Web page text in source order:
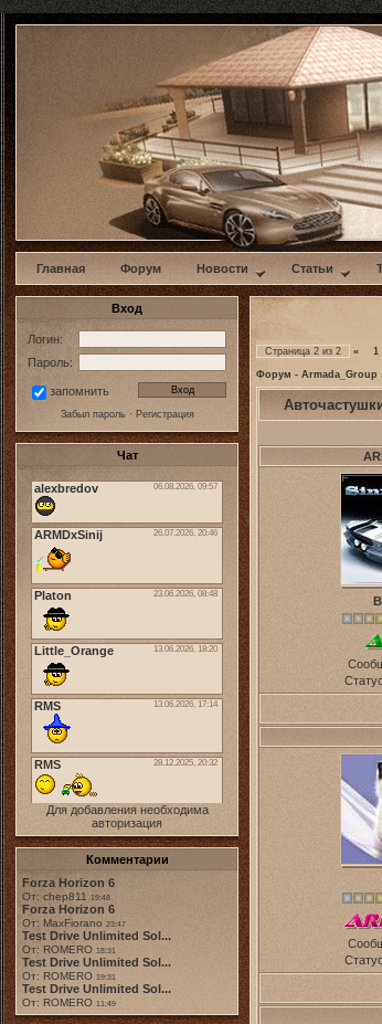
w
Главная Форум Новости Статьи
Вход
Логин:
Пароль:
запомнить
Забыл пароль· Регистрация
Чат
Для добавления необходима
авторизация
Комментарии
Forza Horizon 6
От: chep811 19:48
Forza Horizon 6
От: MaxFiorano 23:47
Test Drive Unlimited Sol...
От: ROMERO 18:31
Test Drive Unlimited Sol...
От: ROMERO 19:31
Test Drive Unlimited Sol...
От: ROMERO 11:49
Страница 2 из 2 « 1
Форум - Armada_Group